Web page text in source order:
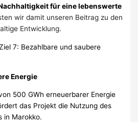
für eine lebenswerte
wir damit unseren Beitrag zu den
Entwicklung.
Energie
500 GWh erneuerbarer Energie
das Projekt die Nutzung des
in Marokko.